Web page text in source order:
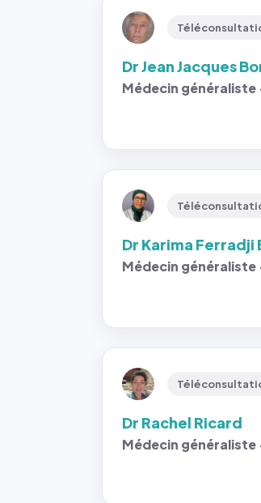
Dr Jean Jacques
Médecin généraliste
Dr Karima Ferradji
Médecin généraliste
Dr Rachel Ricard
Médecin généraliste